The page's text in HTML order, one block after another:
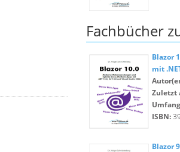
Fachbücher
Blazor
mit
Zuletzt
ISBN:
Blazor